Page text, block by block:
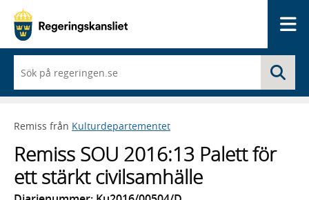
du
börjar
skriva
framträder
lista
med
sökförslag
Remiss från Kulturdepartementet
Remiss SOU 2016:13 Palett för
ett stärkt civilsamhälle